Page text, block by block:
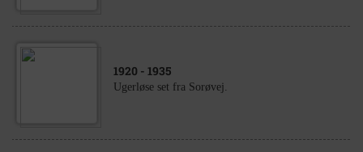
1920 - 1935
Ugerløse set fra Sorøvej.